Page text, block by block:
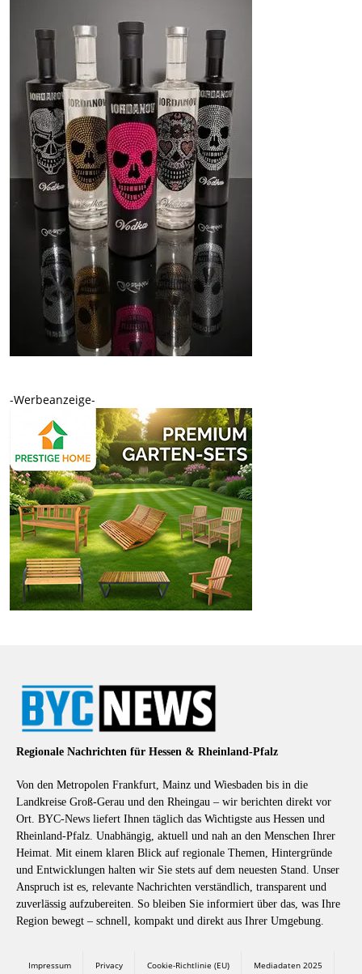
-Werbeanzeige-
Regionale Nachrichten für Hessen & Rheinland-Pfalz
Von den Metropolen Frankfurt, Mainz und Wiesbaden bis in die
Landkreise Groß-Gerau und den Rheingau – wir berichten direkt vor
Ort. BYC-News liefert Ihnen täglich das Wichtigste aus Hessen und
Rheinland-Pfalz. Unabhängig, aktuell und nah an den Menschen Ihrer
Heimat. Mit einem klaren Blick auf regionale Themen, Hintergründe
und Entwicklungen halten wir Sie stets auf dem neuesten Stand. Unser
Anspruch ist es, relevante Nachrichten verständlich, transparent und
zuverlässig aufzubereiten. So bleiben Sie informiert über das, was Ihre
Region bewegt – schnell, kompakt und direkt aus Ihrer Umgebung.
Impressum Privacy Cookie-Richtlinie (EU) Mediadaten 2025